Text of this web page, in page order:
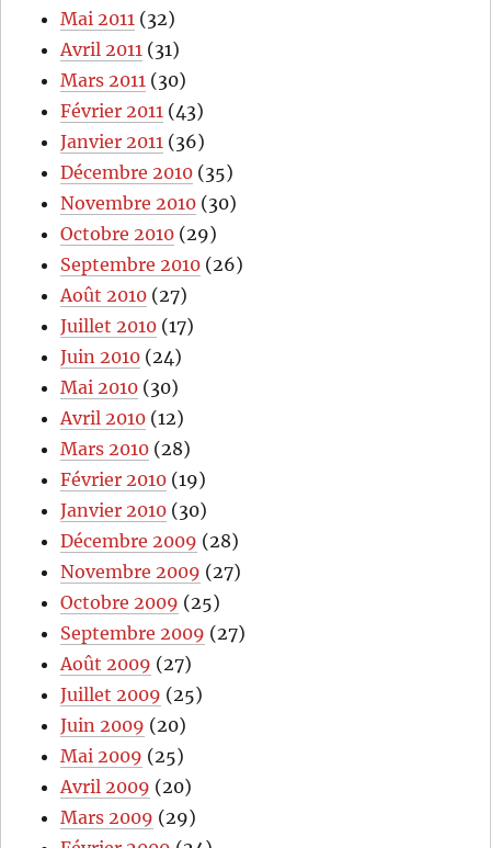
Mai 2011 (32)
Avril 2011 (31)
Mars 2011 (30)
Février 2011 (43)
Janvier 2011 (36)
Décembre 2010 (35)
Novembre 2010 (30)
Octobre 2010 (29)
Septembre 2010 (26)
Août 2010 (27)
Juillet 2010 (17)
Juin 2010 (24)
Mai 2010 (30)
Avril 2010 (12)
Mars 2010 (28)
Février 2010 (19)
Janvier 2010 (30)
Décembre 2009 (28)
Novembre 2009 (27)
Octobre 2009 (25)
Septembre 2009 (27)
Août 2009 (27)
Juillet 2009 (25)
Juin 2009 (20)
Mai 2009 (25)
Avril 2009 (20)
Mars 2009 (29)